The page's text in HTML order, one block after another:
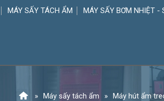
MÁY SẤY TÁCH ẨM MÁY SẤY BƠM NHIỆT -
Máy sấy tách ẩm Máy hút ẩm